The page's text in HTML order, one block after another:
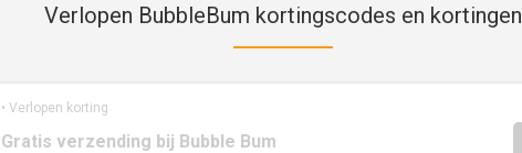
Verlopen BubbleBum kortingscodes en kortingen
• Verlopen korting
Gratis verzending bij Bubble Bum